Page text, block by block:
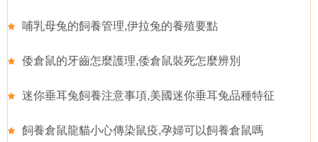
哺乳母兔的飼養管理,伊拉兔的養殖要點
倭倉鼠的牙齒怎麼護理,倭倉鼠裝死怎麼辨別
迷你垂耳兔飼養注意事項,美國迷你垂耳兔品種特征
飼養倉鼠龍貓小心傳染鼠疫,孕婦可以飼養倉鼠嗎